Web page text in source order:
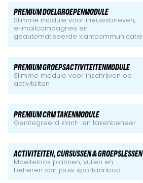
PREMIUM DOELGROEPENMODULE
Slimme module voor nieuwsbrieven,
e-mailcampagnes en
geautomatiseerde klantcommunicatie
PREMIUM GROEPSACTIVITEITENMODULE
Slimme module voor inschrijven op
activiteiten
PREMIUM CRM TAKENMODULE
Geïntegreerd klant- en takenbeheer
ACTIVITEITEN, CURSUSSEN & GROEPSLESSEN
Moeiteloos plannen, vullen en
beheren van jouw sportaanbod